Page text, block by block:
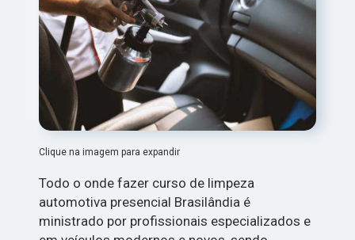
Clique na imagem para expandir
Todo o onde fazer curso de limpeza
automotiva presencial Brasilândia é
ministrado por profissionais especializados e